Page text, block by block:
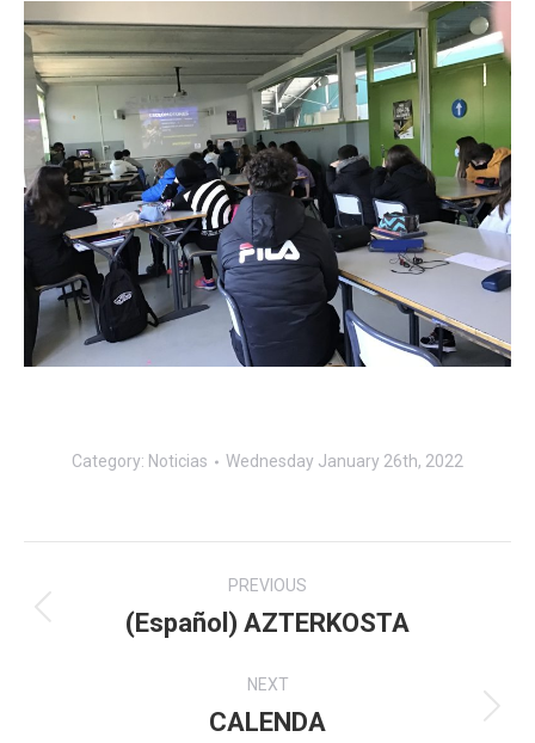
Category: Noticias Wednesday January 26th, 2022
navigation
PREVIOUS
Previous
(Español) AZTERKOSTA
NEXT
Next
CALENDA